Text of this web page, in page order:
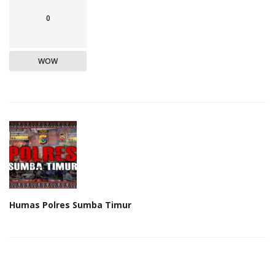
0
WOW
Humas Polres Sumba Timur